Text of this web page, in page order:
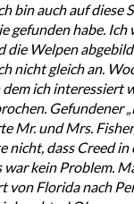
bin auch auf diese
gefunden habe.
die Welpen
nicht gleich an.
ich interessiert
Gefundener
Mr. und Mrs.
nicht, dass Creed in
war kein Problem.
von Florida nach